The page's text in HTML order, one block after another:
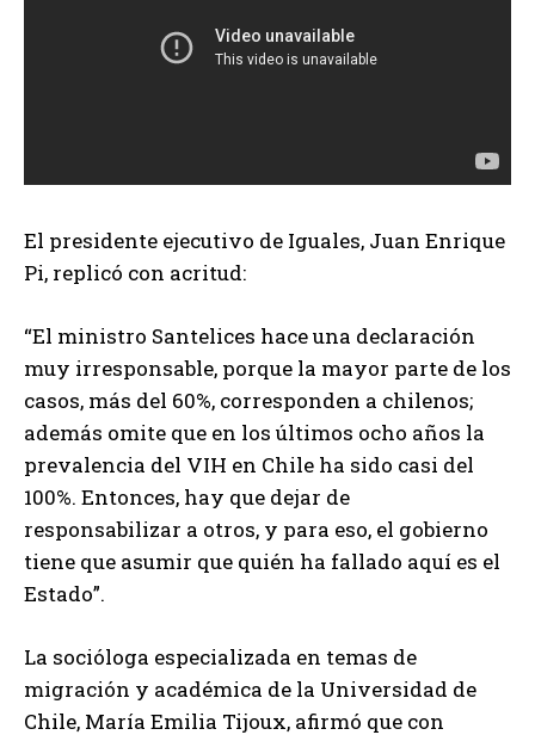
El presidente ejecutivo de Iguales, Juan Enrique
Pi, replicó con acritud:
“El ministro Santelices hace una declaración
muy irresponsable, porque la mayor parte de los
casos, más del 60%, corresponden a chilenos;
además omite que en los últimos ocho años la
prevalencia del VIH en Chile ha sido casi del
100%. Entonces, hay que dejar de
responsabilizar a otros, y para eso, el gobierno
tiene que asumir que quién ha fallado aquí es el
Estado”.
La socióloga especializada en temas de
migración y académica de la Universidad de
Chile, María Emilia Tijoux, afirmó que con